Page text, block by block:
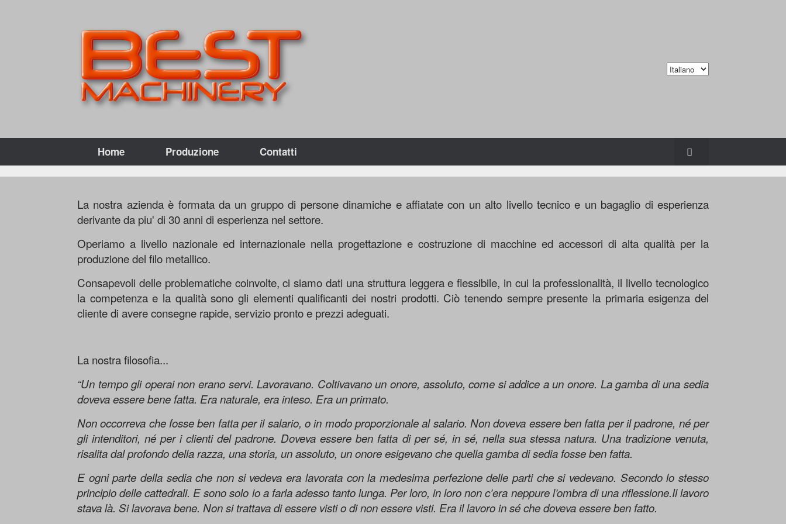
Home Produzione Contatti
La nostra azienda è formata da un gruppo di persone dinamiche e affiatate con un alto livello tecnico e un bagaglio di esperienza
derivante da piu' di 30 anni di esperienza nel settore.
Operiamo a livello nazionale ed internazionale nella progettazione e costruzione di macchine ed accessori di alta qualità per la
produzione del filo metallico.
Consapevoli delle problematiche coinvolte, ci siamo dati una struttura leggera e flessibile, in cui la professionalità, il livello tecnologico
la competenza e la qualità sono gli elementi qualificanti dei nostri prodotti. Ciò tenendo sempre presente la primaria esigenza del
cliente di avere consegne rapide, servizio pronto e prezzi adeguati.
La nostra filosofia...
“Un tempo gli operai non erano servi. Lavoravano. Coltivavano un onore, assoluto, come si addice a un onore. La gamba di una sedia
doveva essere bene fatta. Era naturale, era inteso. Era un primato.
Non occorreva che fosse ben fatta per il salario, o in modo proporzionale al salario. Non doveva essere ben fatta per il padrone, né per
gli intenditori, né per i clienti del padrone. Doveva essere ben fatta di per sé, in sé, nella sua stessa natura. Una tradizione venuta,
risalita dal profondo della razza, una storia, un assoluto, un onore esigevano che quella gamba di sedia fosse ben fatta.
E ogni parte della sedia che non si vedeva era lavorata con la medesima perfezione delle parti che si vedevano. Secondo lo stesso
principio delle cattedrali. E sono solo io a farla adesso tanto lunga. Per loro, in loro non c’era neppure l’ombra di una riflessione.Il lavoro
stava là. Si lavorava bene. Non si trattava di essere visti o di non essere visti. Era il lavoro in sé che doveva essere ben fatto.